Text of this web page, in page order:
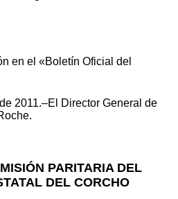
en el «Boletín Oficial del
2011.–El Director General de
PARITARIA DEL
DEL CORCHO